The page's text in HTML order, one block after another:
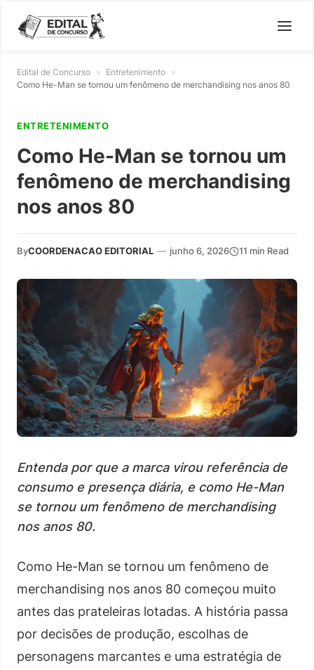
Edital de Concurso » Entretenimento »
Como He-Man se tornou um fenômeno de merchandising nos anos 80
ENTRETENIMENTO
Como He-Man se tornou um
fenômeno de merchandising
nos anos 80
ByCOORDENACAO EDITORIAL — junho 6, 2026 11 min Read
Entenda por que a marca virou referência de
consumo e presença diária, e como He-Man
se tornou um fenômeno de merchandising
nos anos 80.
Como He-Man se tornou um fenômeno de
merchandising nos anos 80 começou muito
antes das prateleiras lotadas. A história passa
por decisões de produção, escolhas de
personagens marcantes e uma estratégia de